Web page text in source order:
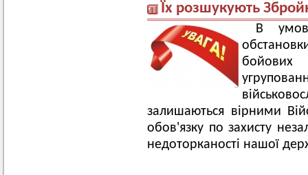
Їх розшукують
В
бойових
залишаються вірними
обов'язку по захисту
недоторканості нашої